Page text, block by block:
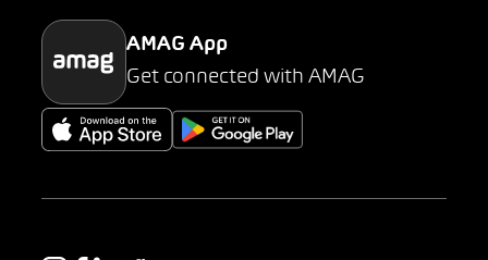
AMAG App
Get connected with AMAG